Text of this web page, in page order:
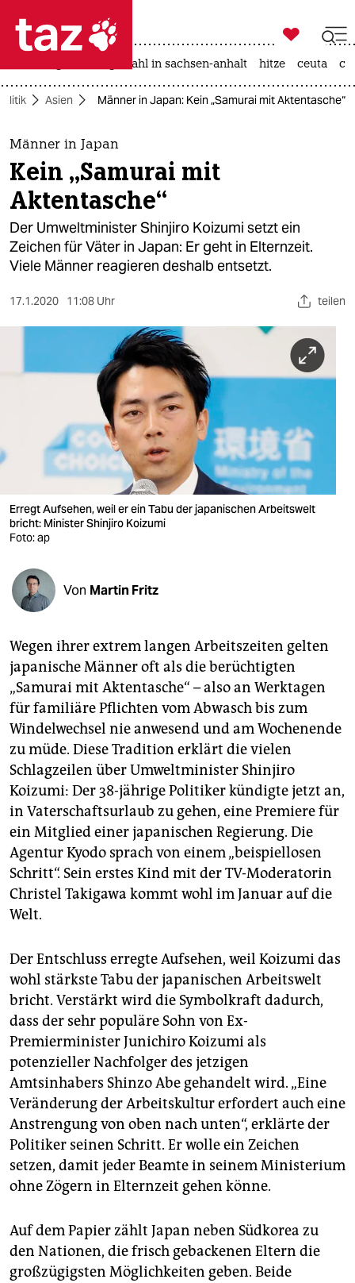
 taz zahl ich
taz zahl ich
themen
politik
öko
gesellschaft
sport
wahrheit
verlag
verlag
veranstaltungen
fragen & hilfe
abo
genossenschaft
epaper login

taz zahl ich
landtagswahl in sachsen-anhalt hitze ceuta
Asien Männer in Japan: Kein „Samurai mit Aktentasche“
Männer in Japan
Kein „Samurai mit
Aktentasche“
Der Umweltminister Shinjiro Koizumi setzt ein
Zeichen für Väter in Japan: Er geht in Elternzeit.
Viele Männer reagieren deshalb entsetzt.
17.1.2020 11:08 Uhr teilen
Erregt Aufsehen, weil er ein Tabu der japanischen Arbeitswelt
bricht: Minister Shinjiro Koizumi
Foto: ap
Von Martin Fritz
Wegen ihrer extrem langen Arbeitszeiten gelten
japanische Männer oft als die berüchtigten
„Samurai mit Aktentasche“ – also an Werktagen
für familiäre Pflichten vom Abwasch bis zum
Windelwechsel nie anwesend und am Wochenende
zu müde. Diese Tradition erklärt die vielen
Schlagzeilen über Umweltminister Shinjiro
Koizumi: Der 38-jährige Politiker kündigte jetzt an,
in Vaterschaftsurlaub zu gehen, eine Premiere für
ein Mitglied einer japanischen Regierung. Die
Agentur Kyodo sprach von einem „beispiellosen
Schritt“. Sein erstes Kind mit der TV-Moderatorin
Christel Takigawa kommt wohl im Januar auf die
Welt.
Der Entschluss erregte Aufsehen, weil Koizumi das
wohl stärkste Tabu der japanischen Arbeitswelt
bricht. Verstärkt wird die Symbolkraft dadurch,
dass der sehr populäre Sohn von Ex-
Premierminister Junichiro Koizumi als
potenzieller Nachfolger des jetzigen
Amtsinhabers Shinzo Abe gehandelt wird. „Eine
Veränderung der Arbeitskultur erfordert auch eine
Anstrengung von oben nach unten“, erklärte der
Politiker seinen Schritt. Er wolle ein Zeichen
setzen, damit jeder Beamte in seinem Ministerium
ohne Zögern in Elternzeit gehen könne.
Auf dem Papier zählt Japan neben Südkorea zu
den Nationen, die frisch gebackenen Eltern die
großzügigsten Möglichkeiten geben. Beide